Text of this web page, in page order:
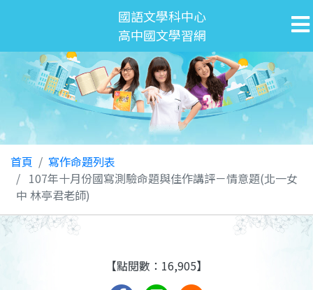
國語文學科中心
高中國文學習網
首頁
寫作命題列表
107年十月份國寫測驗命題與佳作講評－情意題(北一女
中 林亭君老師)
【點閱數：16,905】